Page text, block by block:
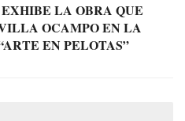
LA OBRA QUE
OCAMPO EN LA
EN PELOTAS”